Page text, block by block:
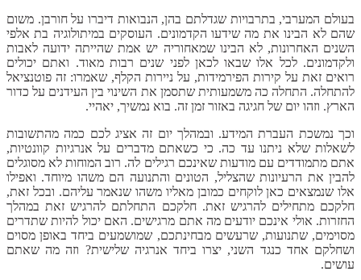
בעולם המערבי, בתרבויות שגדלתם בהן, הנבואות דיברו על חורבן. משום
שהם לא הבינו את מה שידעו הקדמונים. העוסקים במיתולוגיה בת אלפי
השנים האחרונות, לא הבינו שמאחוריה יש אמת שהייתה ידועה לאבות
ולקדמונים. לכל אלו שבאו לכאן לפני שנים רבות מאוד. ואתם יכולים
רואים זאת על קירות הפירמידות, על ניירות הקלף, שאמרו: זה פוטנציאל
להתחלה. התחלה כה משמעותית שתסמן את השינוי בין העידנים על כדור
הארץ. וזהו יום של חגיגה באזור זמן זה. בוא נמשיך, יאהיי.
וכך נמשכת העברת המידע. ובמהלך יום זה אציג לכם כמה מהתשובות
לשאלות שלא ניתנו עד כה. כי כשאתם מדברים על אנרגיות קוונטיות,
אתם מתמודדים עם מודעות שאינכם רגילים לה. רוב המוחות לא מסוגלים
להבין את הרעיונות שהצליל, הטונים והתנועה הם משהו מיוחד. ואפילו
אלו שנמצאים כאן לוקחים כמובן מאליו משהו שנאמר עליהם. ובכל זאת,
חלקכם מתחילים להרגיש זאת. חלקכם התחלתם להרגיש זאת במהלך
החזרות. אולי אינכם יודעים מה אתם מרגישים. האם יכול להיות שתדרים
מסוימים, שתנועות, שרעשים מבחינתכם, שמושמעים ביחד באופן מסוים
ושחלקם אחד כנגד השני, יצרו ביחד אנרגיה שלישית? וזה מה שאתם
עושים.